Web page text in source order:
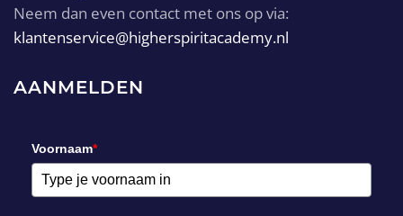
Neem dan even contact met ons op via:
klantenservice@higherspiritacademy.nl
AANMELDEN
Voornaam*